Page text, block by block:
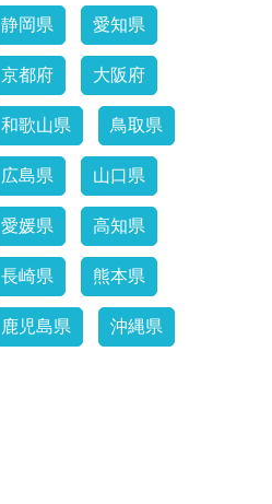
静岡県 愛知県
京都府 大阪府
和歌山県 鳥取県
広島県 山口県
愛媛県 高知県
長崎県 熊本県
鹿児島県 沖縄県